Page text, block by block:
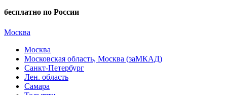
бесплатно по России
Москва
Москва
Московская область, Москва (заМКАД)
Санкт-Петербург
Лен. область
Самара